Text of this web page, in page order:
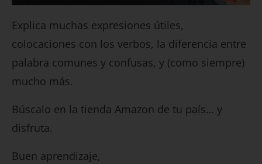
Explica muchas expresiones útiles,
colocaciones con los verbos, la diferencia entre
palabra comunes y confusas, y (como siempre)
mucho más.
Búscalo en la tienda Amazon de tu país… y
disfruta.
Buen aprendizaje,